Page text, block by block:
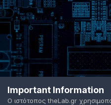
Important Information
Ο ιστότοπος theLab.gr